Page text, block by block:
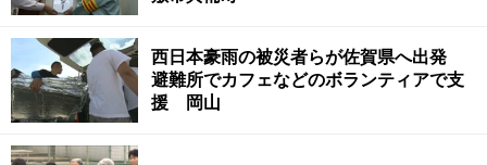
西日本豪雨の被災者らが佐賀県へ出発
避難所でカフェなどのボランティアで支
援 岡山